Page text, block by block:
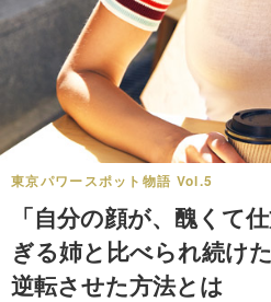
東京パワースポット物語 Vol.5
「自分の顔が、醜くて
ぎる姉と比べられ続け
逆転させた方法とは